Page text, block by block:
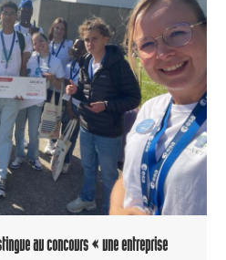
au concours « une entreprise